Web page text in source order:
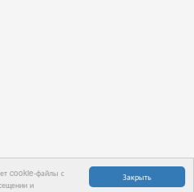
Закрыть
cookie-файлы с
и